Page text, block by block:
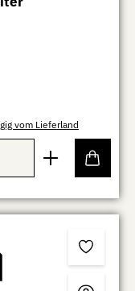
vom Lieferland
Wert ein